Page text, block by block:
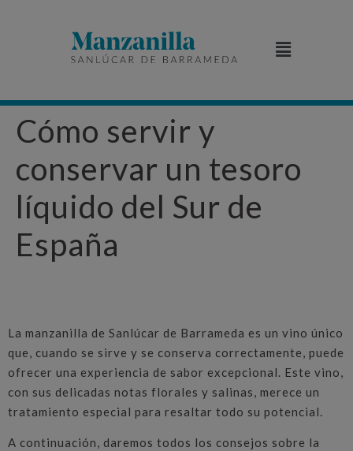
Cómo servir y
conservar un tesoro
líquido del Sur de
España
La manzanilla de Sanlúcar de Barrameda es un vino único
que, cuando se sirve y se conserva correctamente, puede
ofrecer una experiencia de sabor excepcional. Este vino,
con sus delicadas notas florales y salinas, merece un
tratamiento especial para resaltar todo su potencial.
A continuación, daremos todos los consejos sobre la